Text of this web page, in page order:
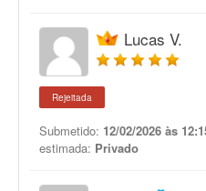
Lucas V.
Rejeitada
Submetido: 12/02/2026 às
estimada: Privado